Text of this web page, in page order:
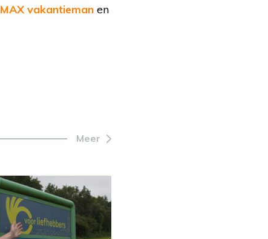
MAX vakantieman en
Meer